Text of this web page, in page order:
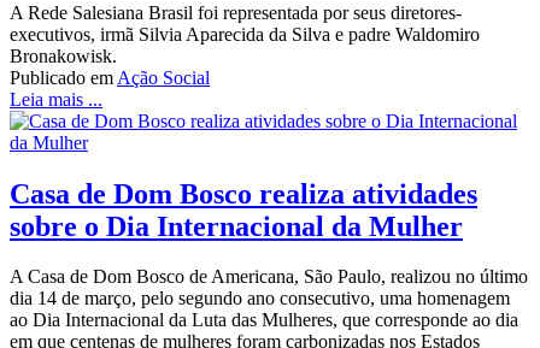
A Rede Salesiana Brasil foi representada por seus diretores-
executivos, irmã Silvia Aparecida da Silva e padre Waldomiro
Bronakowisk.
Publicado em Ação Social
Leia mais ...
Casa de Dom Bosco realiza atividades
sobre o Dia Internacional da Mulher
A Casa de Dom Bosco de Americana, São Paulo, realizou no último
dia 14 de março, pelo segundo ano consecutivo, uma homenagem
ao Dia Internacional da Luta das Mulheres, que corresponde ao dia
em que centenas de mulheres foram carbonizadas nos Estados